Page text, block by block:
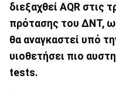
διεξαχθεί AQR στις
πρότασης του ΔΝΤ,
θα αναγκαστεί υπό
υιοθετήσει πιο
tests.